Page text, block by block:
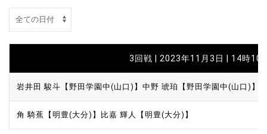
3回戦 | 2023年11月3日 | 14時10
岩井田 駿斗【野田学園中(山口)】 中野 琥珀【野田学園中(山口)】
角 騎蕉【明豊(大分)】 比嘉 輝人【明豊(大分)】